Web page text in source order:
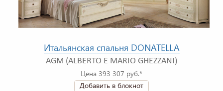
Итальянская спальня DONATELLA
AGM (ALBERTO E MARIO GHEZZANI)
Цена 393 307 руб.*
Добавить в блокнот